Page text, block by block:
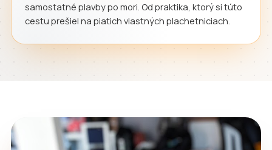
samostatné plavby po mori. Od praktika, ktorý si túto
cestu prešiel na piatich vlastných plachetniciach.